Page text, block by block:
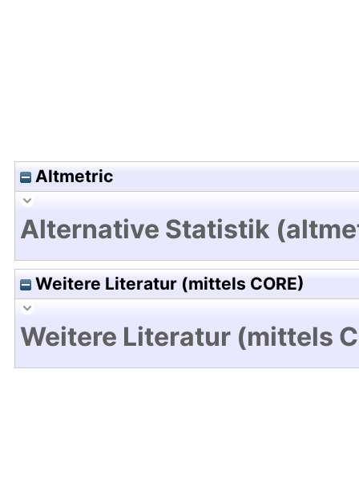
Altmetric
Alternative Statistik
Weitere Literatur (mittels CORE)
Weitere Literatur (mittels